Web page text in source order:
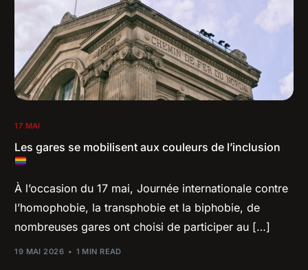
17 MAI
Les gares se mobilisent aux couleurs de l’inclusion
À l’occasion du 17 mai, Journée internationale contre
l’homophobie, la transphobie et la biphobie, de
nombreuses gares ont choisi de participer au […]
19 MAI 2026 1 MIN READ